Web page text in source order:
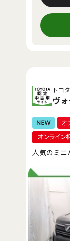
トヨタ
ヴ
人気のミ